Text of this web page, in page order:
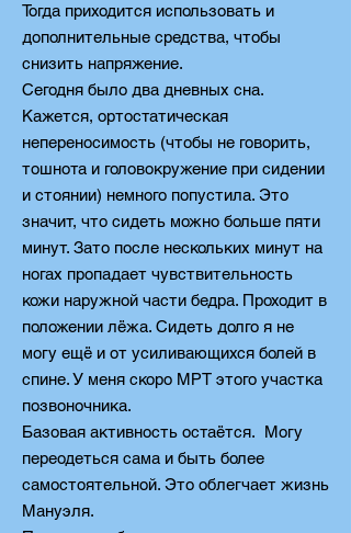
Тогда приходится использовать и
дополнительные средства, чтобы
снизить напряжение.
Сегодня было два дневных сна.
Кажется, ортостатическая
непереносимость (чтобы не говорить,
тошнота и головокружение при сидении
и стоянии) немного попустила. Это
значит, что сидеть можно больше пяти
минут. Зато после нескольких минут на
ногах пропадает чувствительность
кожи наружной части бедра. Проходит в
положении лёжа. Сидеть долго я не
могу ещё и от усиливающихся болей в
спине. У меня скоро МРТ этого участка
позвоночника.
Базовая активность остаётся. Могу
переодеться сама и быть более
самостоятельной. Это облегчает жизнь
Мануэля.